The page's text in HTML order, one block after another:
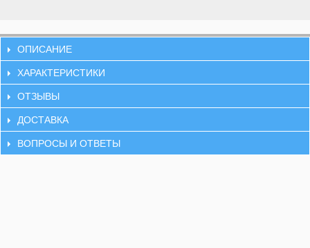
ОПИСАНИЕ
ХАРАКТЕРИСТИКИ
ОТЗЫВЫ
ДОСТАВКА
ВОПРОСЫ И ОТВЕТЫ